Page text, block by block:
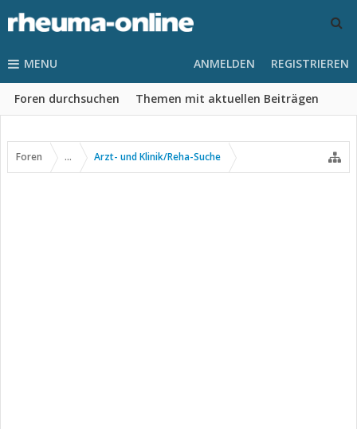
MENU
Foren durchsuchen Themen mit aktuellen Beiträgen
ANMELDEN REGISTRIEREN
Foren ... Arzt- und Klinik/Reha-Suche